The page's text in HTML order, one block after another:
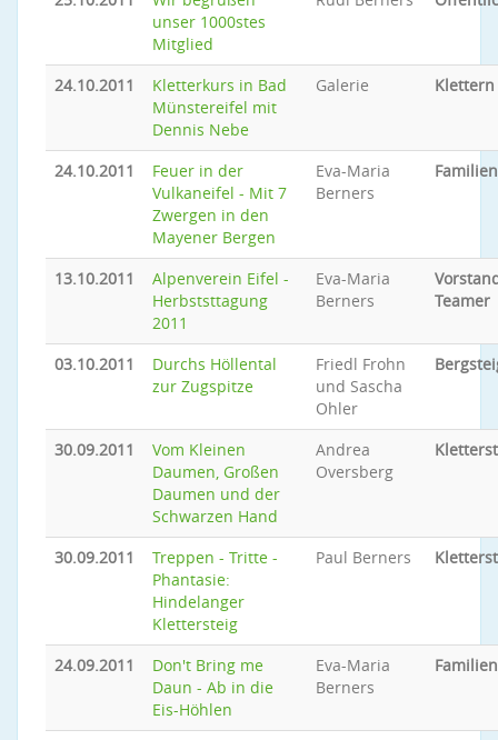
unser 1000stes
Mitglied
24.10.2011
Kletterkurs in Bad
Münstereifel mit
Dennis Nebe
Galerie Klettern
24.10.2011
Feuer in der
Vulkaneifel - Mit 7
Zwergen in den
Mayener Bergen
Eva-Maria
Berners
13.10.2011
Alpenverein Eifel -
Herbststtagung
2011
Eva-Maria
Berners
Teamer
03.10.2011
Durchs Höllental
zur Zugspitze
Friedl Frohn
und Sascha
Ohler
30.09.2011
Vom Kleinen
Daumen, Großen
Daumen und der
Schwarzen Hand
Andrea
Oversberg
30.09.2011
Treppen - Tritte -
Phantasie:
Hindelanger
Klettersteig
Paul Berners
24.09.2011
Don't Bring me
Daun - Ab in die
Eis-Höhlen
Eva-Maria
Berners